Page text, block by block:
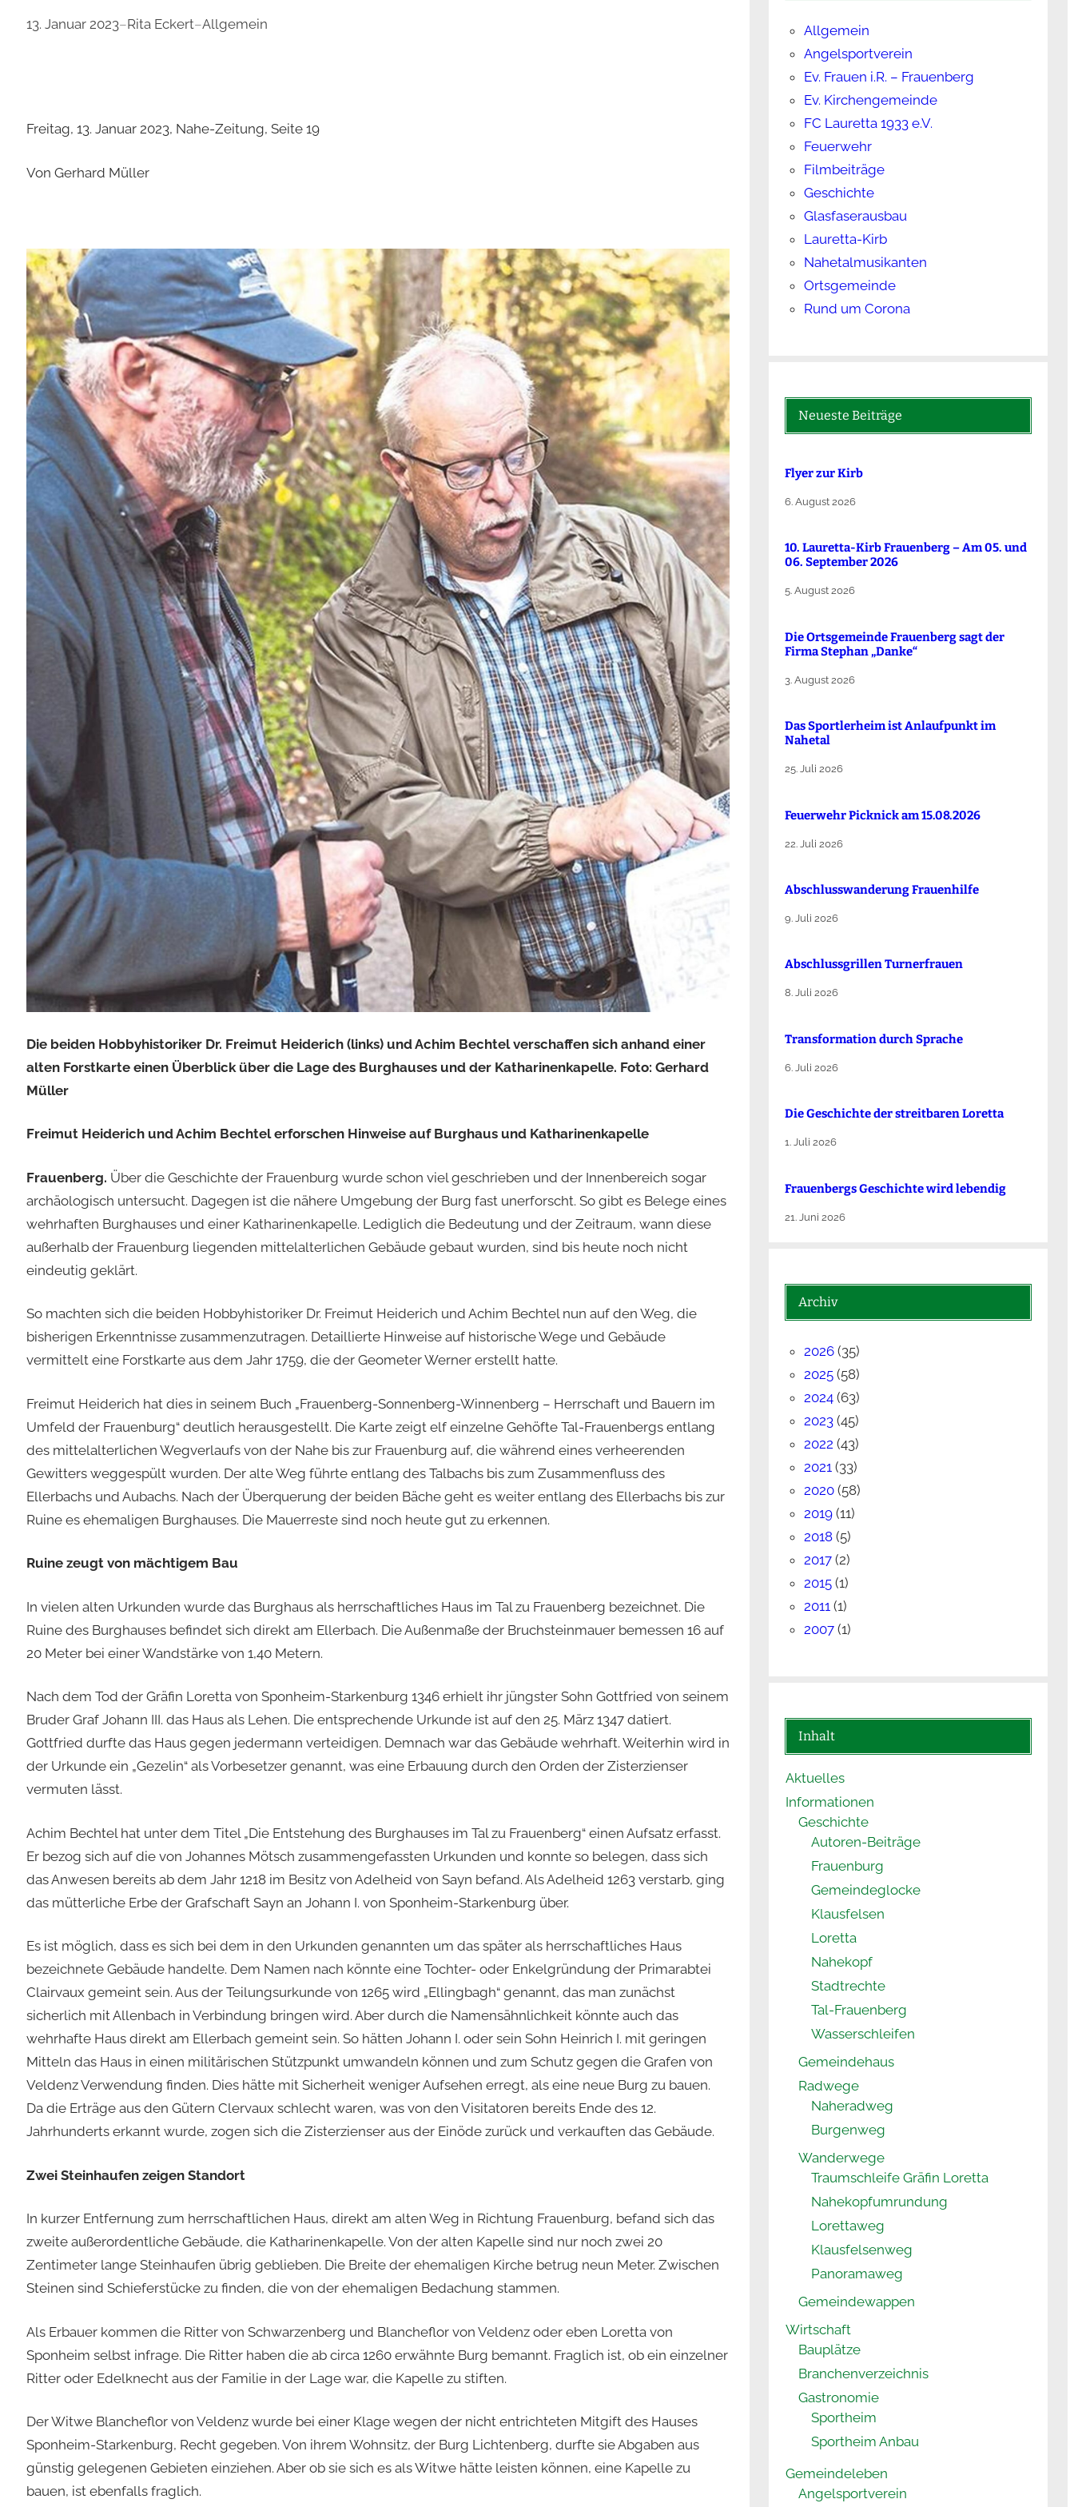
13. Januar 2023–Rita Eckert–Allgemein
Freitag, 13. Januar 2023, Nahe-Zeitung, Seite 19
Von Gerhard Müller
Die beiden Hobbyhistoriker Dr. Freimut Heiderich (links) und Achim Bechtel verschaffen sich anhand einer
alten Forstkarte einen Überblick über die Lage des Burghauses und der Katharinenkapelle. Foto: Gerhard
Müller
Freimut Heiderich und Achim Bechtel erforschen Hinweise auf Burghaus und Katharinenkapelle
Frauenberg. Über die Geschichte der Frauenburg wurde schon viel geschrieben und der Innenbereich sogar
archäologisch untersucht. Dagegen ist die nähere Umgebung der Burg fast unerforscht. So gibt es Belege eines
wehrhaften Burghauses und einer Katharinenkapelle. Lediglich die Bedeutung und der Zeitraum, wann diese
außerhalb der Frauenburg liegenden mittelalterlichen Gebäude gebaut wurden, sind bis heute noch nicht
eindeutig geklärt.
So machten sich die beiden Hobbyhistoriker Dr. Freimut Heiderich und Achim Bechtel nun auf den Weg, die
bisherigen Erkenntnisse zusammenzutragen. Detaillierte Hinweise auf historische Wege und Gebäude
vermittelt eine Forstkarte aus dem Jahr 1759, die der Geometer Werner erstellt hatte.
Freimut Heiderich hat dies in seinem Buch „Frauenberg-Sonnenberg-Winnenberg – Herrschaft und Bauern im
Umfeld der Frauenburg“ deutlich herausgestellt. Die Karte zeigt elf einzelne Gehöfte Tal-Frauenbergs entlang
des mittelalterlichen Wegverlaufs von der Nahe bis zur Frauenburg auf, die während eines verheerenden
Gewitters weggespült wurden. Der alte Weg führte entlang des Talbachs bis zum Zusammenfluss des
Ellerbachs und Aubachs. Nach der Überquerung der beiden Bäche geht es weiter entlang des Ellerbachs bis zur
Ruine es ehemaligen Burghauses. Die Mauerreste sind noch heute gut zu erkennen.
Ruine zeugt von mächtigem Bau
In vielen alten Urkunden wurde das Burghaus als herrschaftliches Haus im Tal zu Frauenberg bezeichnet. Die
Ruine des Burghauses befindet sich direkt am Ellerbach. Die Außenmaße der Bruchsteinmauer bemessen 16 auf
20 Meter bei einer Wandstärke von 1,40 Metern.
Nach dem Tod der Gräfin Loretta von Sponheim-Starkenburg 1346 erhielt ihr jüngster Sohn Gottfried von seinem
Bruder Graf Johann III. das Haus als Lehen. Die entsprechende Urkunde ist auf den 25. März 1347 datiert.
Gottfried durfte das Haus gegen jedermann verteidigen. Demnach war das Gebäude wehrhaft. Weiterhin wird in
der Urkunde ein „Gezelin“ als Vorbesetzer genannt, was eine Erbauung durch den Orden der Zisterzienser
vermuten lässt.
Achim Bechtel hat unter dem Titel „Die Entstehung des Burghauses im Tal zu Frauenberg“ einen Aufsatz erfasst.
Er bezog sich auf die von Johannes Mötsch zusammengefassten Urkunden und konnte so belegen, dass sich
das Anwesen bereits ab dem Jahr 1218 im Besitz von Adelheid von Sayn befand. Als Adelheid 1263 verstarb, ging
das mütterliche Erbe der Grafschaft Sayn an Johann I. von Sponheim-Starkenburg über.
Es ist möglich, dass es sich bei dem in den Urkunden genannten um das später als herrschaftliches Haus
bezeichnete Gebäude handelte. Dem Namen nach könnte eine Tochter- oder Enkelgründung der Primarabtei
Clairvaux gemeint sein. Aus der Teilungsurkunde von 1265 wird „Ellingbagh“ genannt, das man zunächst
sicherlich mit Allenbach in Verbindung bringen wird. Aber durch die Namensähnlichkeit könnte auch das
wehrhafte Haus direkt am Ellerbach gemeint sein. So hätten Johann I. oder sein Sohn Heinrich I. mit geringen
Mitteln das Haus in einen militärischen Stützpunkt umwandeln können und zum Schutz gegen die Grafen von
Veldenz Verwendung finden. Dies hätte mit Sicherheit weniger Aufsehen erregt, als eine neue Burg zu bauen.
Da die Erträge aus den Gütern Clervaux schlecht waren, was von den Visitatoren bereits Ende des 12.
Jahrhunderts erkannt wurde, zogen sich die Zisterzienser aus der Einöde zurück und verkauften das Gebäude.
Zwei Steinhaufen zeigen Standort
In kurzer Entfernung zum herrschaftlichen Haus, direkt am alten Weg in Richtung Frauenburg, befand sich das
zweite außerordentliche Gebäude, die Katharinenkapelle. Von der alten Kapelle sind nur noch zwei 20
Zentimeter lange Steinhaufen übrig geblieben. Die Breite der ehemaligen Kirche betrug neun Meter. Zwischen
Steinen sind Schieferstücke zu finden, die von der ehemaligen Bedachung stammen.
Als Erbauer kommen die Ritter von Schwarzenberg und Blancheflor von Veldenz oder eben Loretta von
Sponheim selbst infrage. Die Ritter haben die ab circa 1260 erwähnte Burg bemannt. Fraglich ist, ob ein einzelner
Ritter oder Edelknecht aus der Familie in der Lage war, die Kapelle zu stiften.
Der Witwe Blancheflor von Veldenz wurde bei einer Klage wegen der nicht entrichteten Mitgift des Hauses
Sponheim-Starkenburg, Recht gegeben. Von ihrem Wohnsitz, der Burg Lichtenberg, durfte sie Abgaben aus
günstig gelegenen Gebieten einziehen. Aber ob sie sich es als Witwe hätte leisten können, eine Kapelle zu
bauen, ist ebenfalls fraglich.
Allgemein
Angelsportverein
Ev. Frauen i.R. – Frauenberg
Ev. Kirchengemeinde
FC Lauretta 1933 e.V.
Feuerwehr
Filmbeiträge
Geschichte
Glasfaserausbau
Lauretta-Kirb
Nahetalmusikanten
Ortsgemeinde
Rund um Corona
Neueste Beiträge
Flyer zur Kirb
6. August 2026
10. Lauretta-Kirb Frauenberg – Am 05. und
06. September 2026
5. August 2026
Die Ortsgemeinde Frauenberg sagt der
Firma Stephan „Danke“
3. August 2026
Das Sportlerheim ist Anlaufpunkt im
Nahetal
25. Juli 2026
Feuerwehr Picknick am 15.08.2026
22. Juli 2026
Abschlusswanderung Frauenhilfe
9. Juli 2026
Abschlussgrillen Turnerfrauen
8. Juli 2026
Transformation durch Sprache
6. Juli 2026
Die Ge­schich­te der streit­ba­ren Lo­ret­ta
1. Juli 2026
Frauenbergs Geschichte wird lebendig
21. Juni 2026
Archiv
2026 (35)
2025 (58)
2024 (63)
2023 (45)
2022 (43)
2021 (33)
2020 (58)
2019 (11)
2018 (5)
2017 (2)
2015 (1)
2011 (1)
2007 (1)
Inhalt
Aktuelles
Informationen
Geschichte
Autoren-Beiträge
Frauenburg
Gemeindeglocke
Klausfelsen
Loretta
Nahekopf
Stadtrechte
Tal-Frauenberg
Wasserschleifen
Gemeindehaus
Radwege
Naheradweg
Burgenweg
Wanderwege
Traumschleife Gräfin Loretta
Nahekopfumrundung
Lorettaweg
Klausfelsenweg
Panoramaweg
Gemeindewappen
Wirtschaft
Bauplätze
Branchenverzeichnis
Gastronomie
Sportheim
Sportheim Anbau
Gemeindeleben
Angelsportverein